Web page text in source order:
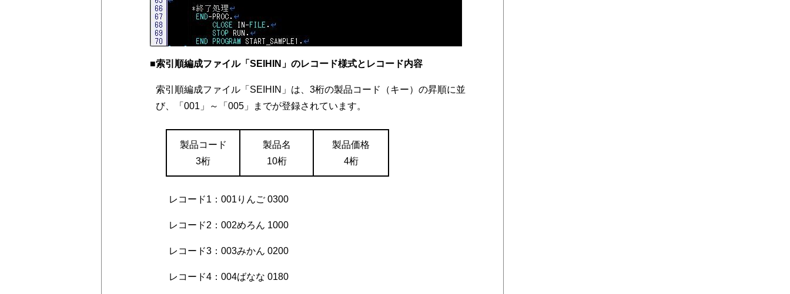
■索引順編成ファイル「SEIHIN」のレコード様式とレコード内容
索引順編成ファイル「SEIHIN」は、3桁の製品コード（キー）の昇順に並
び、「001」～「005」までが登録されています。
製品コード
3桁
製品名
10桁
製品価格
4桁
レコード1：001りんご 0300
レコード2：002めろん 1000
レコード3：003みかん 0200
レコード4：004ばなな 0180